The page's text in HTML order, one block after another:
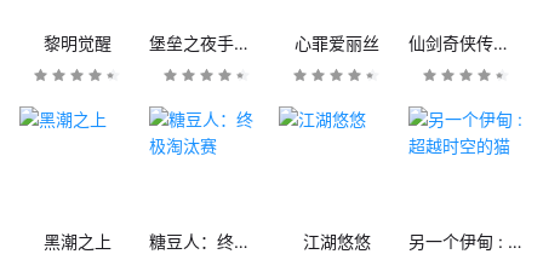
黎明觉醒 堡垒之夜手机版 心罪爱丽丝 仙剑奇侠传九野
黑潮之上 糖豆人：终极淘汰赛 江湖悠悠 另一个伊甸 : 超越时空的猫